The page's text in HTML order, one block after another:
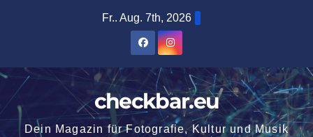
Fr.. Aug. 7th, 2026
checkbar.eu
Dein Magazin für Fotografie, Kultur und Musik